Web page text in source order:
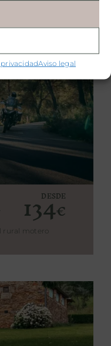
Aviso legal
DESDE
134€
rural motero